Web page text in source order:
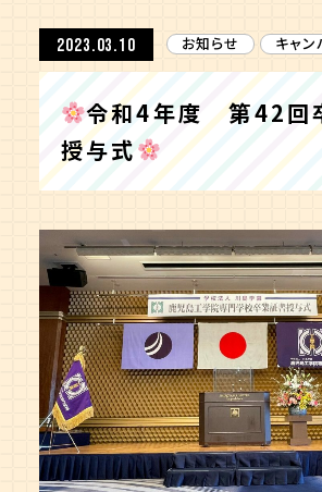
2023.03.10 お知らせ キャン
令和4年度 第42回
授与式